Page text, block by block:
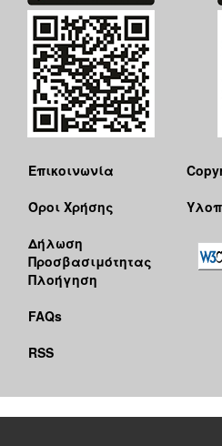
Επικοινωνία
Όροι Χρήσης
Δήλωση
Προσβασιμότητας
Πλοήγηση
FAQs
RSS